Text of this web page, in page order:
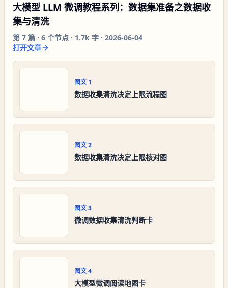
大模型 LLM 微调教程系列：数据集准备之数据收
集与清洗
第 7 篇 · 6 个节点 · 1.7k 字 · 2026-06-04
打开文章
图文 1
数据收集清洗决定上限流程图
图文2
数据收集清洗决定上限核对图
图文3
微调数据收集清洗判断卡
图文4
大模型微调阅读地图卡